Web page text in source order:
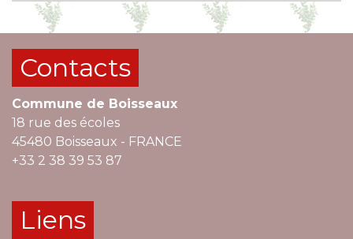
Contacts
Commune de Boisseaux
18 rue des écoles
45480 Boisseaux - FRANCE
+33 2 38 39 53 87
Liens